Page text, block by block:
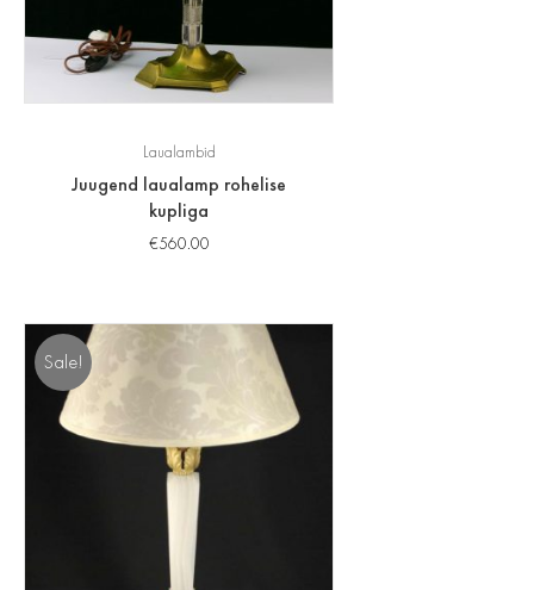
Laualambid
Juugend laualamp rohelise
kupliga
€560.00
Sale!